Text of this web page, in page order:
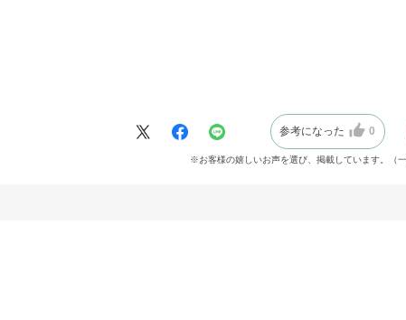
参考になった 0
※お客様の嬉しいお声を選び、掲載しています。（一